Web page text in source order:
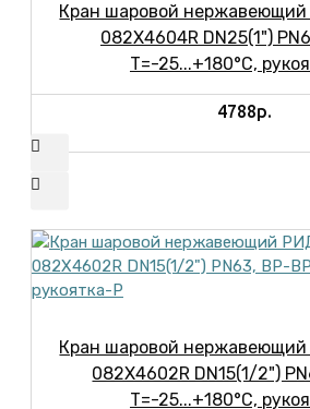
Кран шаровой
082X4604R DN25(1")
Т=-25...+180°С,
4788р.
Кран шаровой
082X4602R DN15(1/2")
Т=-25...+180°С,